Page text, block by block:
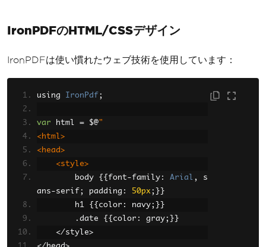
document. Save("report.pdf");
IronPDFのHTML/CSSデザイン
IronPDFは使い慣れたウェブ技術を使用しています：
using IronPdf ;
var html = $@"
<html>
<head>
<style>
        body
{{ font-family : Arial ,
s
ans-serif ; padding : 50px;}}
        h1
{{ color : navy;}}
. date {{ color : gray;}}
</style>